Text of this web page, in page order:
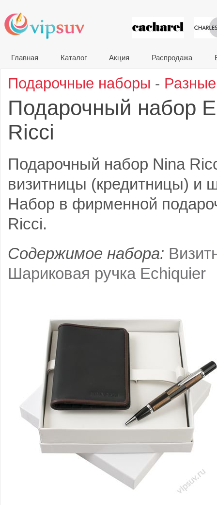
VIP
Главная Каталог Акция Распродажа
Подарочные наборы -
Подарочный набор
Ricci
Подарочный набор Nina
визитницы (кредитницы) и
Набор в фирменной
Ricci.
Содержимое набора:
Шариковая ручка Echiquier